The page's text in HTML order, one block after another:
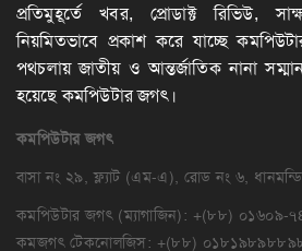
প্রতিমুহূর্তে খবর, প্রোডাক্ট রিভিউ,
নিয়মিতভাবে প্রকাশ করে যাচ্ছে
পথচলায় জাতীয় ও আন্তর্জাতিক নানা
হয়েছে কমপিউটার জগৎ।
কমপিউটারজগৎ
বাসা নং ২৯, ফ্ল্যাট (এম-এ), রোড নং ৬,
কমপিউটার জগৎ (ম্যাগাজিন): +(৮৮)
কমজগৎ টেকনোলজিস: +(৮৮)